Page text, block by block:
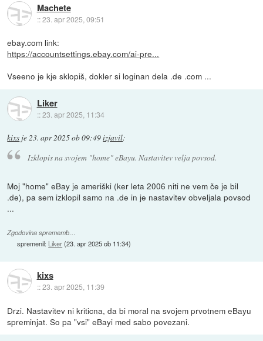
Machete
::23. apr 2025, 09:51
ebay.com link:
https://accountsettings.ebay.com/ai-pre...
Vseeno je kje sklopiš, dokler si loginan dela .de .com ...
Liker
::23. apr 2025, 11:34
kixs je23. apr 2025 ob 09:49izjavil:
Izklopis na svojem "home" eBayu. Nastavitev velja povsod.
Moj "home" eBay je ameriški (ker leta 2006 niti ne vem če je bil
.de), pa sem izklopil samo na .de in je nastavitev obveljala povsod
...
Zgodovina sprememb…
spremenil: Liker(23. apr 2025 ob 11:34)
kixs
::23. apr 2025, 11:39
Drzi. Nastavitev ni kriticna, da bi moral na svojem prvotnem eBayu
spreminjat. So pa "vsi" eBayi med sabo povezani.